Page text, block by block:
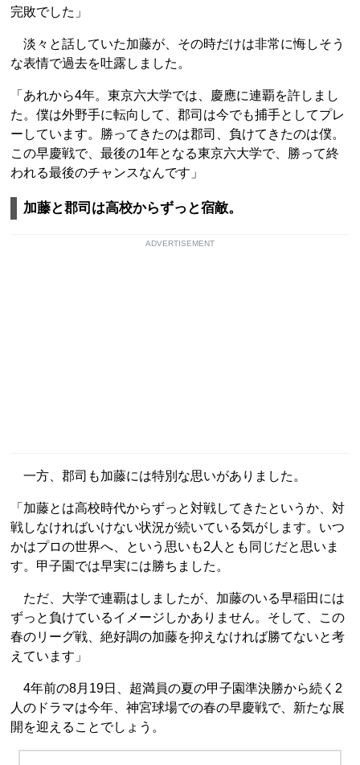
完敗でした」
淡々と話していた加藤が、その時だけは非常に悔しそう
な表情で過去を吐露しました。
「あれから4年。東京六大学では、慶應に連覇を許しまし
た。僕は外野手に転向して、郡司は今でも捕手としてプレ
ーしています。勝ってきたのは郡司、負けてきたのは僕。
この早慶戦で、最後の1年となる東京六大学で、勝って終
われる最後のチャンスなんです」
加藤と郡司は高校からずっと宿敵。
ADVERTISEMENT
一方、郡司も加藤には特別な思いがありました。
「加藤とは高校時代からずっと対戦してきたというか、対
戦しなければいけない状況が続いている気がします。いつ
かはプロの世界へ、という思いも2人とも同じだと思いま
す。甲子園では早実には勝ちました。
ただ、大学で連覇はしましたが、加藤のいる早稲田には
ずっと負けているイメージしかありません。そして、この
春のリーグ戦、絶好調の加藤を抑えなければ勝てないと考
えています」
4年前の8月19日、超満員の夏の甲子園準決勝から続く2
人のドラマは今年、神宮球場での春の早慶戦で、新たな展
開を迎えることでしょう。